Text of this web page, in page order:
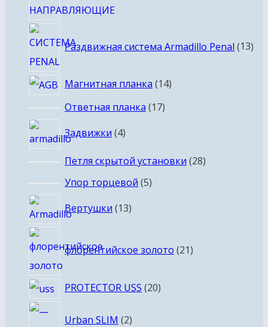
Раздвижная система Armadillo Penal 13
Магнитная планка 1414
Ответная планка 1717
Задвижки 44
Петля скрытой установки 2828
Упор торцевой 55
Вертушки 1313
флорентийское золото 21товар
PROTECTOR USS 2020
Urban SLIM 2